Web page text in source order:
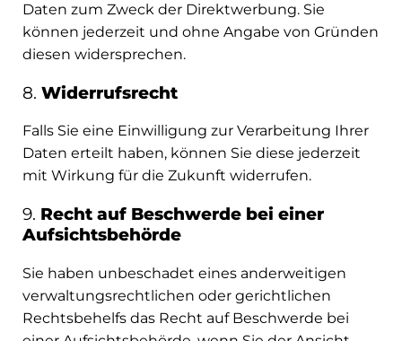
Daten zum Zweck der Direktwerbung. Sie
können jederzeit und ohne Angabe von Gründen
diesen widersprechen.
8. Widerrufsrecht
Falls Sie eine Einwilligung zur Verarbeitung Ihrer
Daten erteilt haben, können Sie diese jederzeit
mit Wirkung für die Zukunft widerrufen.
9. Recht auf Beschwerde bei einer
Aufsichtsbehörde
Sie haben unbeschadet eines anderweitigen
verwaltungsrechtlichen oder gerichtlichen
Rechtsbehelfs das Recht auf Beschwerde bei